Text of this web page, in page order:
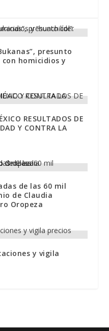
presunto
homicidios y
RESULTADOS DE
Y CONTRA LA
de las 60 mil
de Claudia
Oropeza
y vigila